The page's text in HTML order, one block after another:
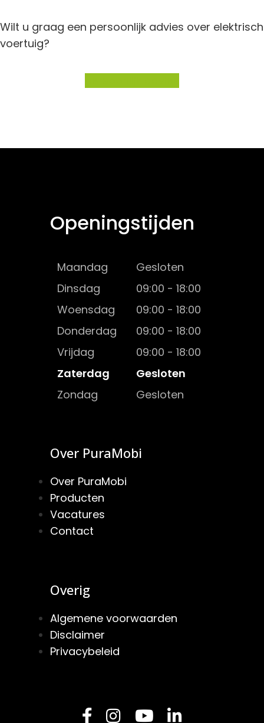
Wilt u graag een persoonlijk advies over elektrisch
voertuig?
Openingstijden
Maandag
Gesloten
Dinsdag
09:00 - 18:00
Woensdag
09:00 - 18:00
Donderdag
09:00 - 18:00
Vrijdag
09:00 - 18:00
Zaterdag
Gesloten
Zondag
Gesloten
Over PuraMobi
Over PuraMobi
Producten
Vacatures
Contact
Overig
Algemene voorwaarden
Disclaimer
Privacybeleid